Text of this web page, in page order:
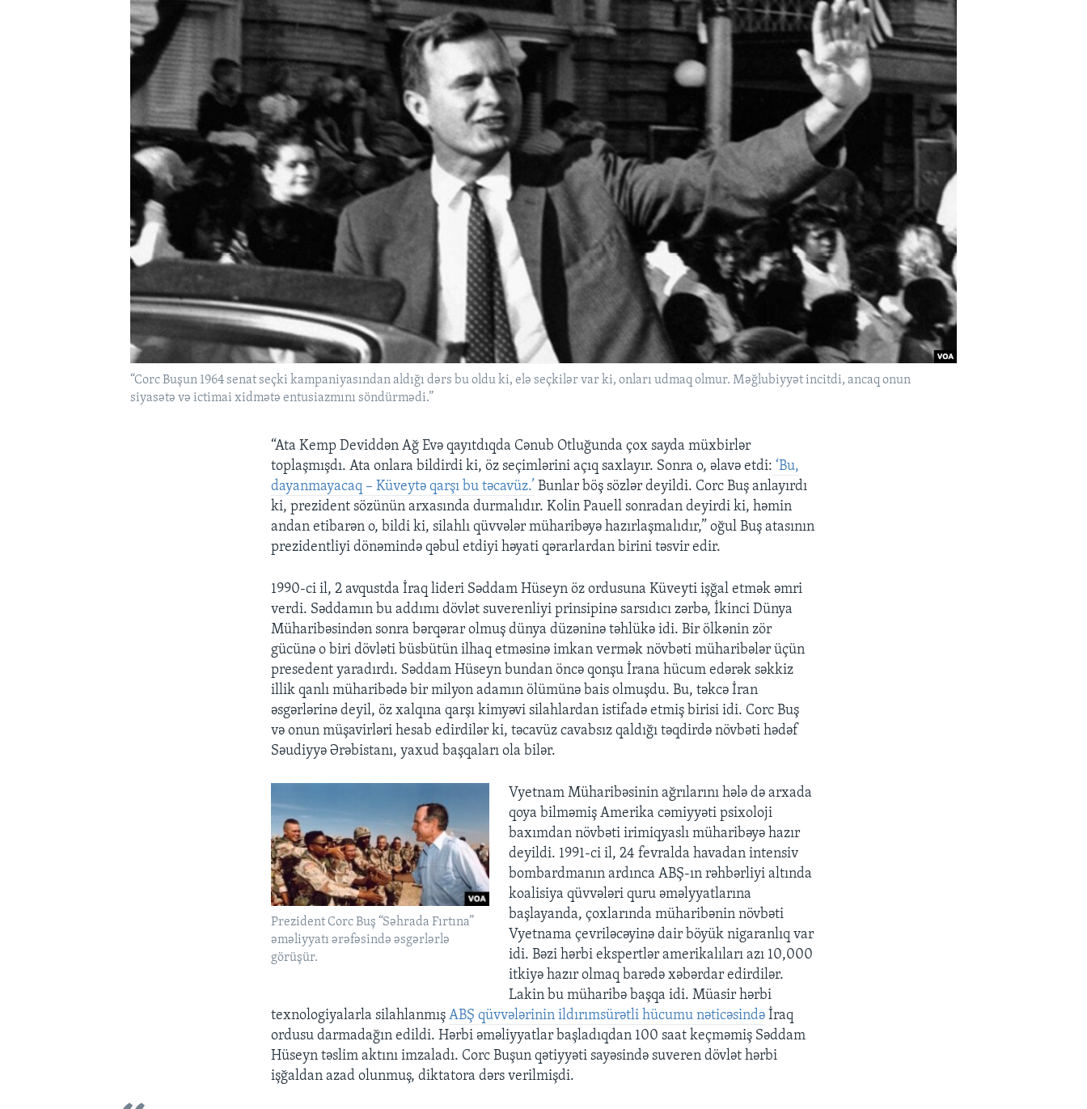
“Corc Buşun 1964 senat seçki kampaniyasından aldığı dərs bu oldu ki, elə seçkilər var ki, onları udmaq olmur. Məğlubiyyət incitdi, ancaq onun
siyasətə və ictimai xidmətə entusiazmını söndürmədi.”
“Ata Kemp Deviddən Ağ Evə qayıtdıqda Cənub Otluğunda çox sayda müxbirlər
toplaşmışdı. Ata onlara bildirdi ki, öz seçimlərini açıq saxlayır. Sonra o, əlavə etdi: ‘Bu,
dayanmayacaq – Küveytə qarşı bu təcavüz.’ Bunlar böş sözlər deyildi. Corc Buş anlayırdı
ki, prezident sözünün arxasında durmalıdır. Kolin Pauell sonradan deyirdi ki, həmin
andan etibarən o, bildi ki, silahlı qüvvələr müharibəyə hazırlaşmalıdır,” oğul Buş atasının
prezidentliyi dönəmində qəbul etdiyi həyati qərarlardan birini təsvir edir.
1990-ci il, 2 avqustda İraq lideri Səddam Hüseyn öz ordusuna Küveyti işğal etmək əmri
verdi. Səddamın bu addımı dövlət suverenliyi prinsipinə sarsıdıcı zərbə, İkinci Dünya
Müharibəsindən sonra bərqərar olmuş dünya düzəninə təhlükə idi. Bir ölkənin zör
gücünə o biri dövləti büsbütün ilhaq etməsinə imkan vermək növbəti müharibələr üçün
presedent yaradırdı. Səddam Hüseyn bundan öncə qonşu İrana hücum edərək səkkiz
illik qanlı müharibədə bir milyon adamın ölümünə bais olmuşdu. Bu, təkcə İran
əsgərlərinə deyil, öz xalqına qarşı kimyəvi silahlardan istifadə etmiş birisi idi. Corc Buş
və onun müşavirləri hesab edirdilər ki, təcavüz cavabsız qaldığı təqdirdə növbəti hədəf
Səudiyyə Ərəbistanı, yaxud başqaları ola bilər.
Prezident Corc Buş “Səhrada Fırtına”
əməliyyatı ərəfəsində əsgərlərlə
görüşür.
Vyetnam Müharibəsinin ağrılarını hələ də arxada
qoya bilməmiş Amerika cəmiyyəti psixoloji
baxımdan növbəti irimiqyaslı müharibəyə hazır
deyildi. 1991-ci il, 24 fevralda havadan intensiv
bombardmanın ardınca ABŞ-ın rəhbərliyi altında
koalisiya qüvvələri quru əməlyyatlarına
başlayanda, çoxlarında müharibənin növbəti
Vyetnama çevriləcəyinə dair böyük nigaranlıq var
idi. Bəzi hərbi ekspertlər amerikalıları azı 10,000
itkiyə hazır olmaq barədə xəbərdar edirdilər.
Lakin bu müharibə başqa idi. Müasir hərbi
texnologiyalarla silahlanmışABŞ qüvvələrinin ildırımsürətli hücumu nəticəsində İraq
ordusu darmadağın edildi. Hərbi əməliyyatlar başladıqdan 100 saat keçməmiş Səddam
Hüseyn təslim aktını imzaladı. Corc Buşun qətiyyəti sayəsində suveren dövlət hərbi
işğaldan azad olunmuş, diktatora dərs verilmişdi.